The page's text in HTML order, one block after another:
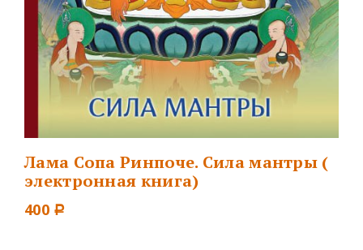
Лама Сопа Ринпоче. Сила мантры (
электронная книга)
400 Р